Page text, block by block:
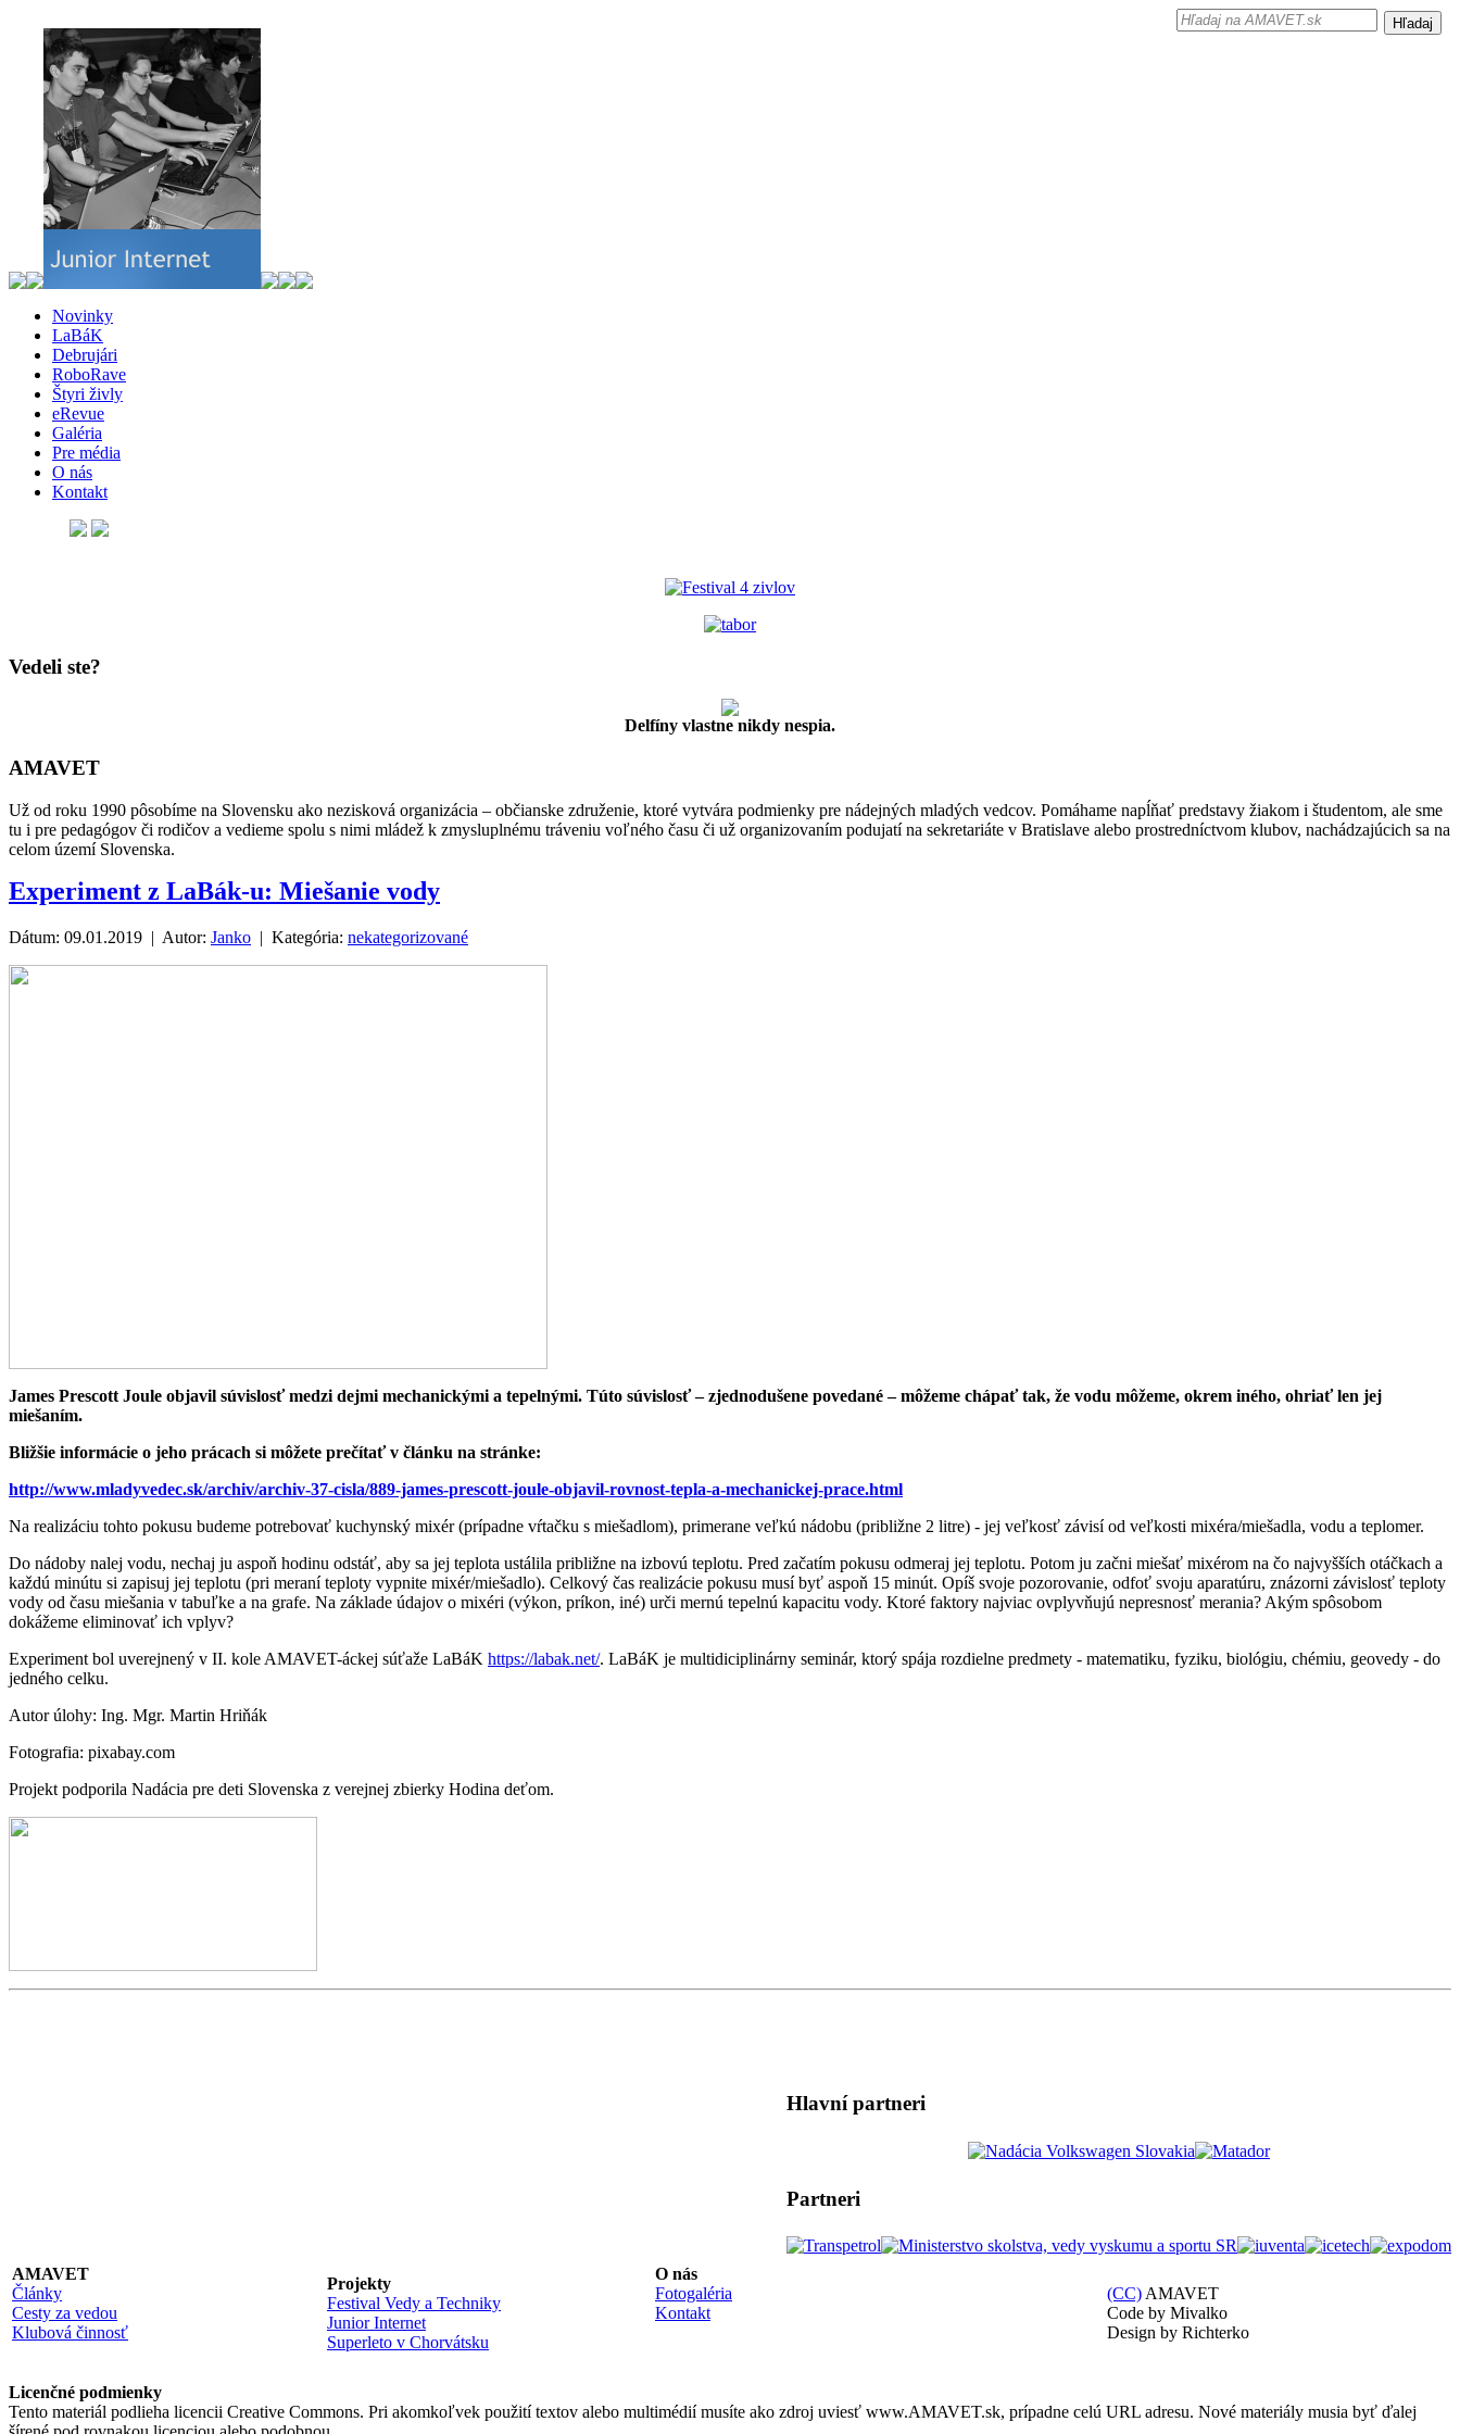
Novinky
LaBáK
Debrujári
RoboRave
Štyri živly
eRevue
Galéria
Pre média
O nás
Kontakt
Vedeli ste?
Delfíny vlastne nikdy nespia.
AMAVET
Už od roku 1990 pôsobíme na Slovensku ako nezisková organizácia – občianske združenie, ktoré vytvára podmienky pre nádejných mladých vedcov. Pomáhame napĺňať predstavy žiakom i študentom, ale sme
tu i pre pedagógov či rodičov a vedieme spolu s nimi mládež k zmysluplnému tráveniu voľného času či už organizovaním podujatí na sekretariáte v Bratislave alebo prostredníctvom klubov, nachádzajúcich sa na
celom území Slovenska.
Experiment z LaBák-u: Miešanie vody
Dátum: 09.01.2019 | Autor: Janko | Kategória: nekategorizované
James Prescott Joule objavil súvislosť medzi dejmi mechanickými a tepelnými. Túto súvislosť – zjednodušene povedané – môžeme chápať tak, že vodu môžeme, okrem iného, ohriať len jej
miešaním.
Bližšie informácie o jeho prácach si môžete prečítať v článku na stránke:
http://www.mladyvedec.sk/archiv/archiv-37-cisla/889-james-prescott-joule-objavil-rovnost-tepla-a-mechanickej-prace.html
Na realizáciu tohto pokusu budeme potrebovať kuchynský mixér (prípadne vŕtačku s miešadlom), primerane veľkú nádobu (približne 2 litre) - jej veľkosť závisí od veľkosti mixéra/miešadla, vodu a teplomer.
Do nádoby nalej vodu, nechaj ju aspoň hodinu odstáť, aby sa jej teplota ustálila približne na izbovú teplotu. Pred začatím pokusu odmeraj jej teplotu. Potom ju začni miešať mixérom na čo najvyšších otáčkach a
každú minútu si zapisuj jej teplotu (pri meraní teploty vypnite mixér/miešadlo). Celkový čas realizácie pokusu musí byť aspoň 15 minút. Opíš svoje pozorovanie, odfoť svoju aparatúru, znázorni závislosť teploty
vody od času miešania v tabuľke a na grafe. Na základe údajov o mixéri (výkon, príkon, iné) urči mernú tepelnú kapacitu vody. Ktoré faktory najviac ovplyvňujú nepresnosť merania? Akým spôsobom
dokážeme eliminovať ich vplyv?
Experiment bol uverejnený v II. kole AMAVET-áckej súťaže LaBáK https://labak.net/. LaBáK je multidiciplinárny seminár, ktorý spája rozdielne predmety - matematiku, fyziku, biológiu, chémiu, geovedy - do
jedného celku.
Autor úlohy: Ing. Mgr. Martin Hriňák
Fotografia: pixabay.com
Projekt podporila Nadácia pre deti Slovenska z verejnej zbierky Hodina deťom.
Hlavní partneri
Partneri
AMAVET
Články
Cesty za vedou
Klubová činnosť
Projekty
Festival Vedy a Techniky
Junior Internet
Superleto v Chorvátsku
O nás
Fotogaléria
Kontakt
(CC)AMAVET
Code by Mivalko
Design by Richterko
Licenčné podmienky
Tento materiál podlieha licencii Creative Commons. Pri akomkoľvek použití textov alebo multimédií musíte ako zdroj uviesť www.AMAVET.sk, prípadne celú URL adresu. Nové materiály musia byť ďalej